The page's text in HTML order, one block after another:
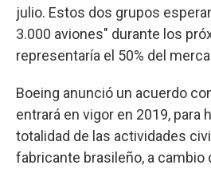
julio. Estos dos grupos
3.000 aviones" durante los
representaría el 50% del
Boeing anunció un acuerdo
entrará en vigor en 2019, para
totalidad de las actividades
fabricante brasileño, a cambio